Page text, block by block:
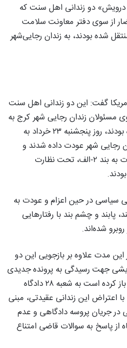
دو زندانی اهل سنت که
از سوی دفتر معاونت سلامت
شده بودند، به زندان رجایی‌شهر
گفت: این دو زندانی اهل سنت
از سوی مسئولان زندان رجایی شهر کرج به
مکانی نامعلوم منتقل شده بودند، روز پنجشنبه ۲۳ خرداد به
رجایی شهر عودت داده شدند و
مشخص شد که در این مدت به بند ۲-الف، تحت نظارت
سیاسی در حین اعزام و عودت به
پابند و چشم بند با رفتارهایی
شده‌اند.
مدت علاوه بر بازجویی این دو
جهت رسیدگی به پرونده جدیدی
که وزارت اطلاعات علیه او باز کرده است به شعبه ۲۸ دادگاه
اعتراض این زندانی عقیدتی، مبنی
در جریان پروسه دادگاهی و عدم
از پاسخ به سوالات قاضی امتناع